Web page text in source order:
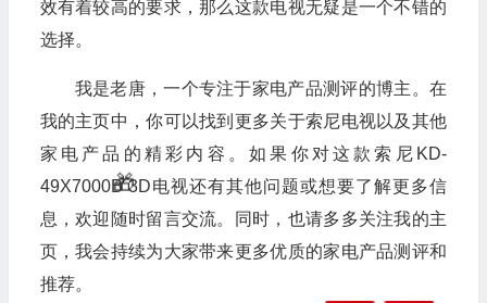
效有着较高的要求，那么这款电视无疑是一个不错的
选择。
我是老唐，一个专注于家电产品测评的博主。在
我的主页中，你可以找到更多关于索尼电视以及其他
家电产品的精彩内容。如果你对这款索尼KD-
49X7000B 3D电视还有其他问题或想要了解更多信
息，欢迎随时留言交流。同时，也请多多关注我的主
页，我会持续为大家带来更多优质的家电产品测评和
推荐。
🧧